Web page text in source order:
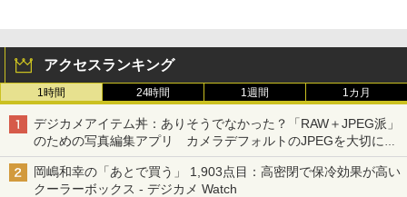
アクセスランキング
1時間 24時間 1週間 1カ月
デジカメアイテム丼：ありそうでなかった？「RAW＋JPEG派」
のための写真編集アプリ カメラデフォルトのJPEGを大切にす
る「Filmator」
岡嶋和幸の「あとで買う」 1,903点目：高密閉で保冷効果が高い
クーラーボックス - デジカメ Watch